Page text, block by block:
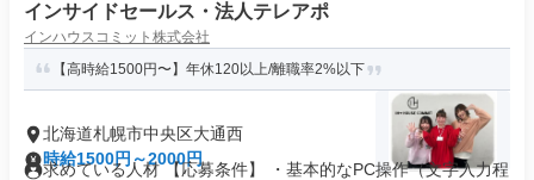
インサイドセールス・法人テレアポ
インハウスコミット株式会社
【高時給1500円〜】年休120以上/離職率2%以下
北海道札幌市中央区大通西
時給1500円～2000円
求めている人材 【応募条件】 ・基本的なPC操作（文字入力程